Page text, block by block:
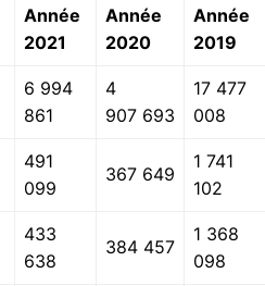
Année
2021
Année
2020
Année
2019
6 994
861
4
907 693
17 477
008
491
099
367 649
1 741
102
433
638
384 457
1 368
098